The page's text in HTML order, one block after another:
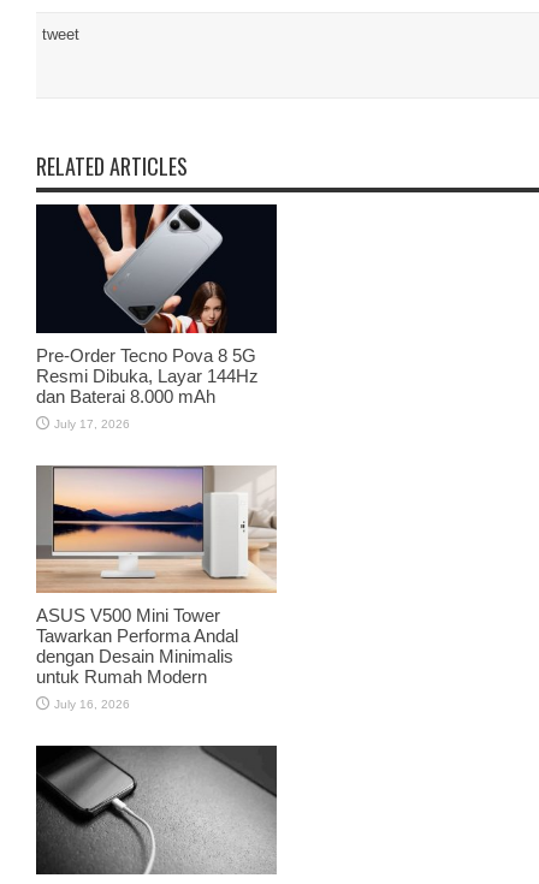
tweet
RELATED ARTICLES
Pre-Order Tecno Pova 8 5G
Resmi Dibuka, Layar 144Hz
dan Baterai 8.000 mAh
July 17, 2026
ASUS V500 Mini Tower
Tawarkan Performa Andal
dengan Desain Minimalis
untuk Rumah Modern
July 16, 2026